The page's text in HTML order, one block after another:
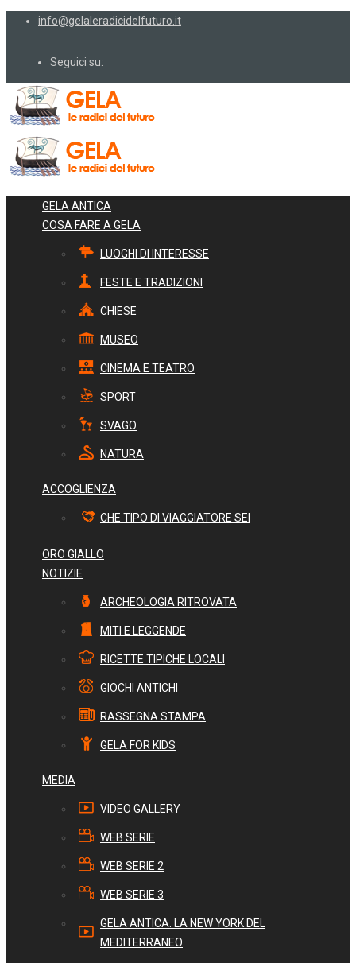
info@gelaleradicidelfuturo.it
Seguici su:
GELA ANTICA
COSA FARE A GELA
LUOGHI DI INTERESSE
FESTE E TRADIZIONI
CHIESE
MUSEO
CINEMA E TEATRO
SPORT
SVAGO
NATURA
ACCOGLIENZA
CHE TIPO DI VIAGGIATORE SEI
ORO GIALLO
NOTIZIE
ARCHEOLOGIA RITROVATA
MITI E LEGGENDE
RICETTE TIPICHE LOCALI
GIOCHI ANTICHI
RASSEGNA STAMPA
GELA FOR KIDS
MEDIA
VIDEO GALLERY
WEB SERIE
WEB SERIE 2
WEB SERIE 3
GELA ANTICA. LA NEW YORK DEL
MEDITERRANEO